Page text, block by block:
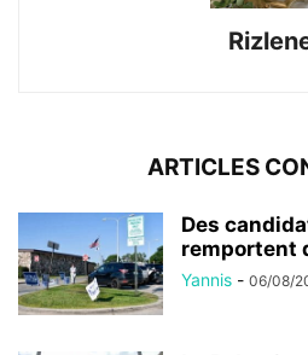
ARTICLES
Des
remportent
Yannis - 06/08/